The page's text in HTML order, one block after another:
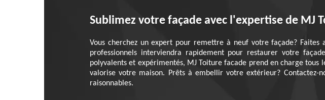
Sublimez votre façade avec l'expertise de MJ
Vous cherchez un expert pour remettre à neuf votre façade?
professionnels interviendra rapidement pour restaurer votre
polyvalents et expérimentés, MJ Toiture facade prend en charge tous
valorise votre maison. Prêts à embellir votre extérieur?
raisonnables.